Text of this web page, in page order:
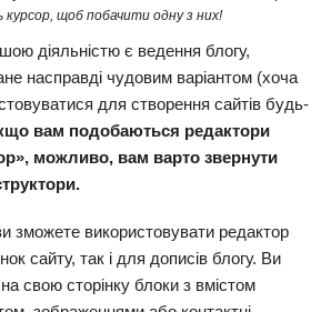
курсор, щоб побачити одну з них!
діяльністю є ведення блогу,
насправді чудовим варіантом (хоча
для створення сайтів будь-
вам подобаються редактори
можливо, вам варто звернути
зможете використовувати редактор
сайту, так і для дописів блогу. Ви
свою сторінку блоки з вмістом